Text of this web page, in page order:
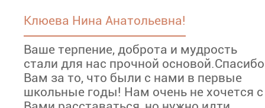
Клюева Нина Анатольевна!
Ваше терпение, доброта и мудрость
стали для нас прочной основой.Спасибо
Вам за то, что были с нами в первые
школьные годы! Нам очень не хочется с